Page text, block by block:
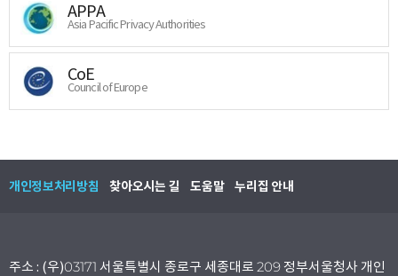
APPA
Asia Pacific Privacy Authorities
CoE
Council of Europe
개인정보처리방침 찾아오시는 길 도움말 누리집 안내
주소 : (우)03171 서울특별시 종로구 세종대로 209 정부서울청사 개인